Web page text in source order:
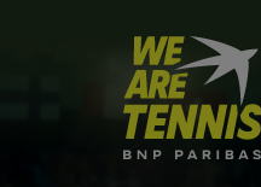
We
are
Tennis
by
BNP